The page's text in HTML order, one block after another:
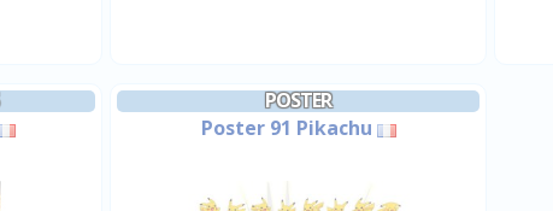
POSTER
Poster 91 Pikachu